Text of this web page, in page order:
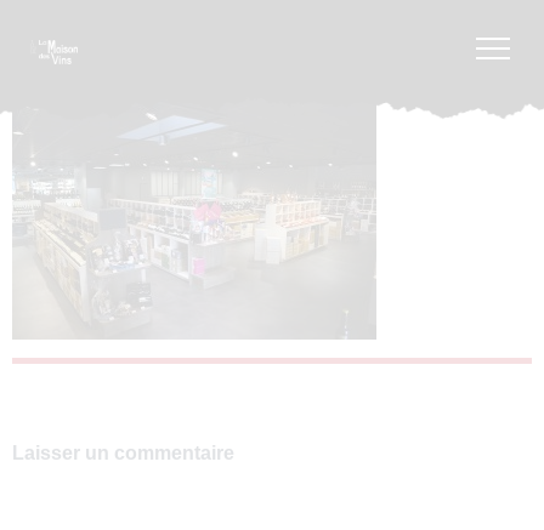
Laisser un commentaire